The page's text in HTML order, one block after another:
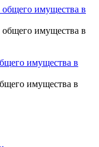
имущества в
имущества в
имущества в
имущества в